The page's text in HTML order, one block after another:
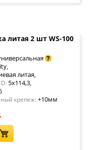
литая 2 шт WS-100
,
литая,
5x114,3,
крепеж: +10мм